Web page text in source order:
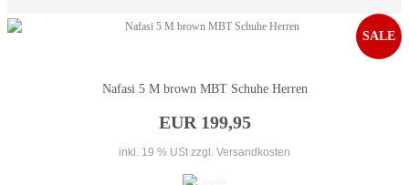
Nafasi 5 M brown MBT Schuhe Herren
EUR 199,95
inkl. 19 % USt zzgl. Versandkosten
SALE